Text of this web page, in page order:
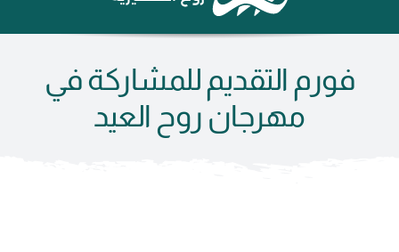
فورم التقديم للمشاركة في
مهرجان روح العيد